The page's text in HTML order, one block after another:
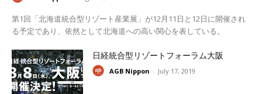
第1回「北海道統合型リゾート産業展」が12月11日と12日に開催され
る予定であり、依然として北海道への高い関心を表している。
日経統合型リゾートフォーラム大阪
AGB Nippon - July 17, 2019